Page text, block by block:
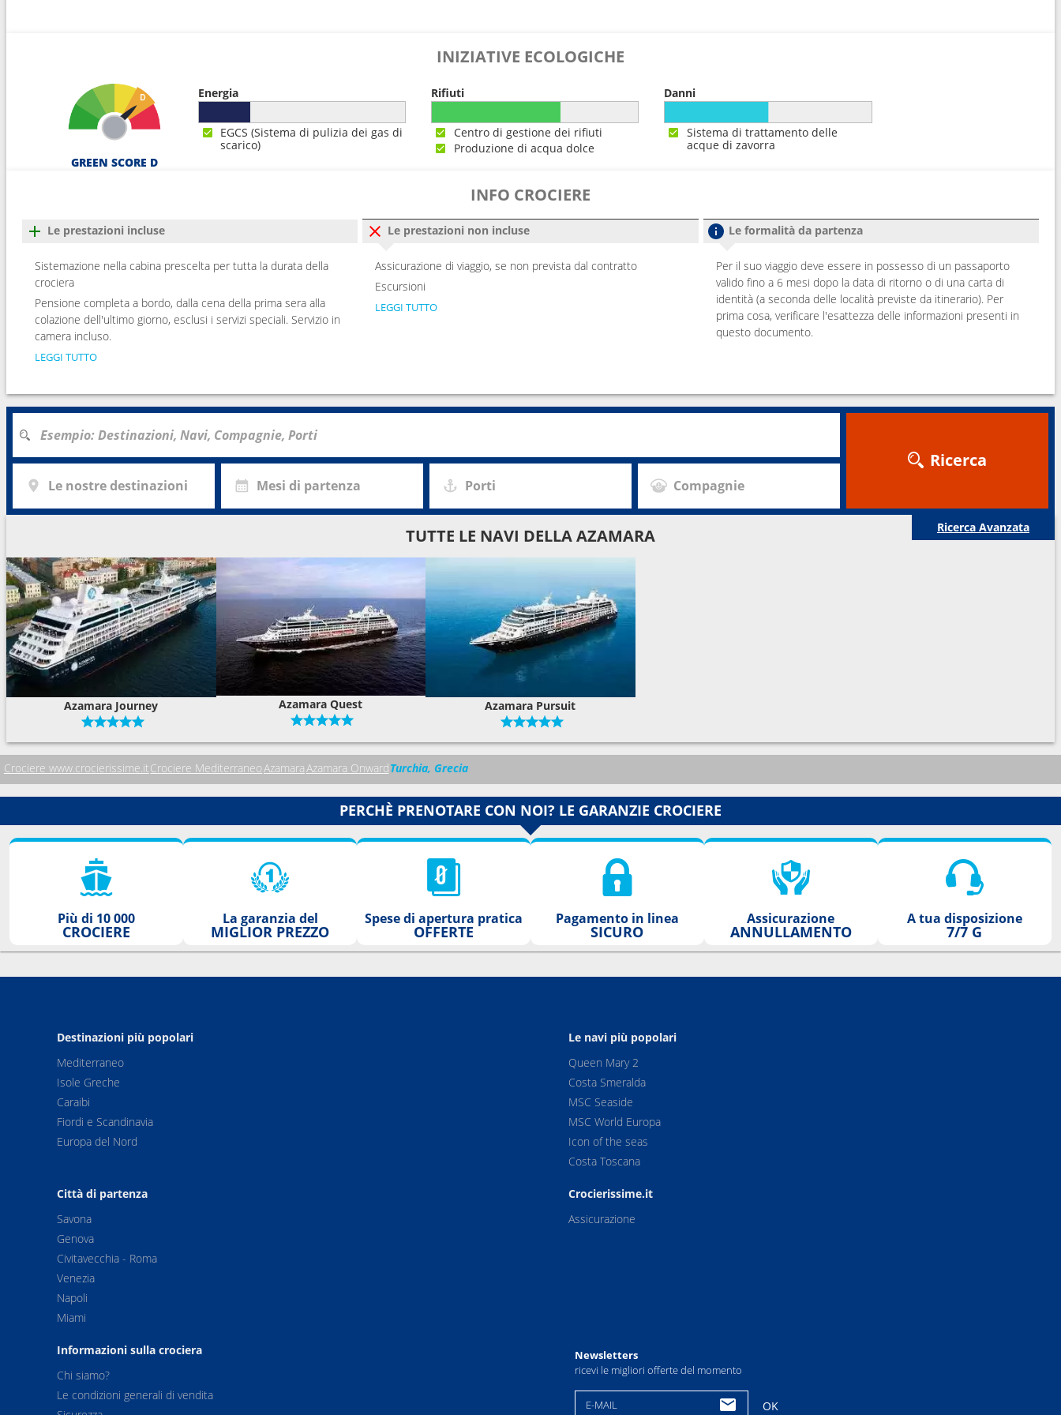
INIZIATIVE ECOLOGICHE
GREEN SCORE D
Energia
EGCS (Sistema di pulizia dei gas di
scarico)
Rifiuti
Centro di gestione dei rifiuti
Produzione di acqua dolce
Danni
Sistema di trattamento delle
acque di zavorra
INFO CROCIERE
Le prestazioni incluse
Sistemazione nella cabina prescelta per tutta la durata della
crociera
Pensione completa a bordo, dalla cena della prima sera alla
colazione dell'ultimo giorno, esclusi i servizi speciali. Servizio in
camera incluso.
LEGGI TUTTO
Le prestazioni non incluse
Assicurazione di viaggio, se non prevista dal contratto
Escursioni
LEGGI TUTTO
Le formalità da partenza
Per il suo viaggio deve essere in possesso di un passaporto
valido fino a 6 mesi dopo la data di ritorno o di una carta di
identità (a seconda delle località previste da itinerario). Per
prima cosa, verificare l'esattezza delle informazioni presenti in
questo documento.
Le nostre destinazioni Mesi di partenza Porti Compagnie
Ricerca
Ricerca Avanzata
TUTTE LE NAVI DELLA AZAMARA
Azamara Journey Azamara Quest Azamara Pursuit
Crociere www.crocierissime.itCrociere MediterraneoAzamaraAzamara OnwardTurchia, Grecia
PERCHÈ PRENOTARE CON NOI? LE GARANZIE CROCIERE
Più di 10 000
CROCIERE
La garanzia del
MIGLIOR PREZZO
Spese di apertura pratica
OFFERTE
Pagamento in linea
SICURO
Assicurazione
ANNULLAMENTO
A tua disposizione
7/7 G
Destinazioni più popolari
Mediterraneo
Isole Greche
Caraibi
Fiordi e Scandinavia
Europa del Nord
Le navi più popolari
Queen Mary 2
Costa Smeralda
MSC Seaside
MSC World Europa
Icon of the seas
Costa Toscana
Città di partenza
Savona
Genova
Civitavecchia - Roma
Venezia
Napoli
Miami
Crocierissime.it
Assicurazione
Informazioni sulla crociera
Chi siamo?
Le condizioni generali di vendita
Newsletters
ricevi le migliori offerte del momento
E-MAIL OK